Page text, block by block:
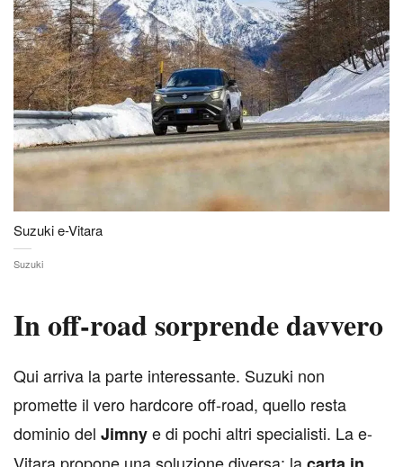
Suzuki e-Vitara
Suzuki
In off-road sorprende davvero
Qui arriva la parte interessante. Suzuki non
promette il vero hardcore off-road, quello resta
dominio del Jimnye di pochi altri specialisti. La e-